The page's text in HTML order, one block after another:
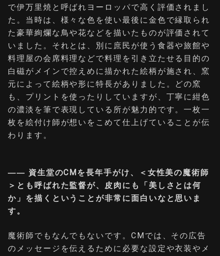
で伊万里焼と呼ばれヨーロッパで高く評価されまし
た。当時は、様々な色を使い最後に金色で縁取られ
た豪華絢爛な鳥や花などを描いたものが評価されて
いました。それとは、別に庶民が使う食器や旅館や
料理屋の会席料理などで料理を引き立たせる目的の
白磁がメインで控えめに描かれた絵柄が施され、窯
元によって絵柄や形に特長がありました。どの窯
も、プリントを使ったりしていますが、丁寧に紺色
の濃淡を筆で表現している所が魅力的です。一枚一
枚を絵付け師が想いをこめて仕上げていることが伝
わります。
―― 資生堂のCMを長年手がけ、＜女性美の魔術師
＞とも呼ばれた監督が、皮肉にも「美しさとは何
か」を描くということが非常に面白いなと思いま
す。
魔術師でもなんでもないです。CMでは、その広告
のメッセージを伝えるために必要な設定や衣装やメ